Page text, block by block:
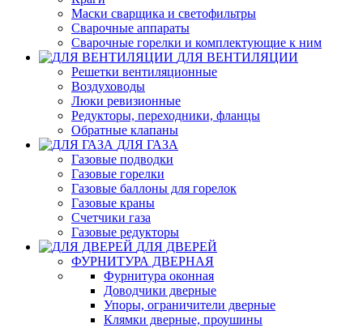
Маски сварщика и светофильтры
Сварочные аппараты
Сварочные горелки и комплектующие к ним
ДЛЯ ВЕНТИЛЯЦИИ
Решетки вентиляционные
Воздуховоды
Люки ревизионные
Редукторы, переходники, фланцы
Обратные клапаны
ДЛЯ ГАЗА
Газовые подводки
Газовые горелки
Газовые баллоны для горелок
Газовые краны
Счетчики газа
Газовые редукторы
ДЛЯ ДВЕРЕЙ
ФУРНИТУРА ДВЕРНАЯ
Фурнитура оконная
Доводчики дверные
Упоры, ограничители дверные
Клямки дверные, проушины